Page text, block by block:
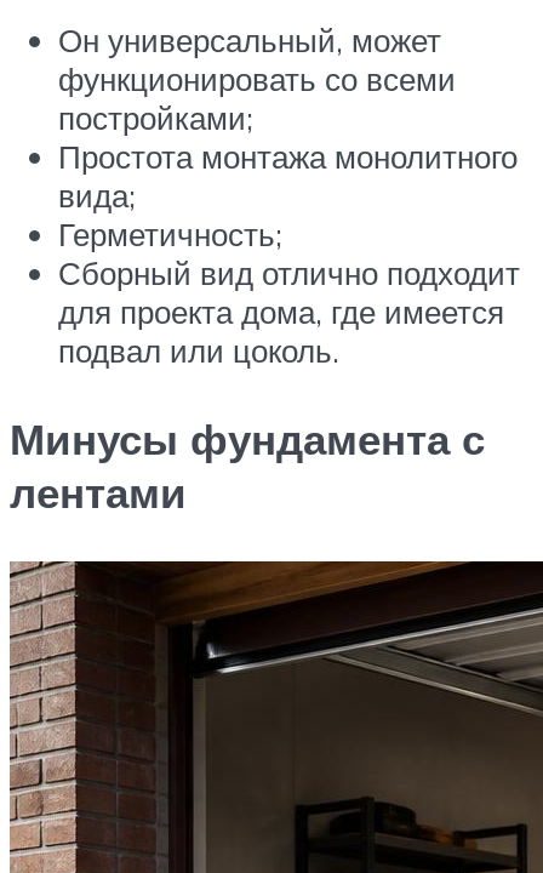
Он универсальный, может
функционировать со всеми
постройками;
Простота монтажа монолитного
вида;
Герметичность;
Сборный вид отлично подходит
для проекта дома, где имеется
подвал или цоколь.
Минусы фундамента с
лентами